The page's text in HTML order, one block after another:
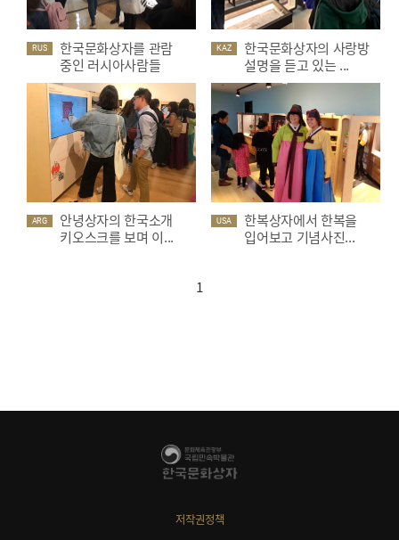
RUS
한국문화상자를 관람
중인 러시아사람들
KAZ
한국문화상자의 사랑방
설명을 듣고 있는 ...
ARG
안녕상자의 한국소개
키오스크를 보며 이...
USA
한복상자에서 한복을
입어보고 기념사진...
1
저작권정책